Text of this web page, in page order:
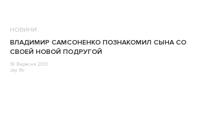
НОВИНИ
ВЛАДИМИР САМСОНЕНКО ПОЗНАКОМИЛ СЫНА СО
СВОЕЙ НОВОЙ ПОДРУГОЙ
18 Вересня 2013
Jey Ro